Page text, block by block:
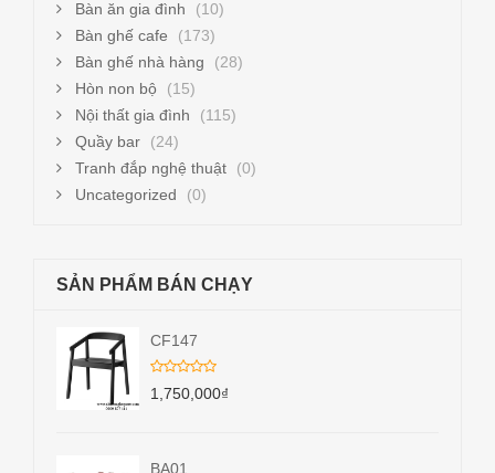
Bàn ăn gia đình
(10)
Bàn ghế cafe
(173)
Bàn ghế nhà hàng
(28)
Hòn non bộ
(15)
Nội thất gia đình
(115)
Quầy bar
(24)
Tranh đắp nghệ thuật
(0)
Uncategorized
(0)
SẢN PHẨM BÁN CHẠY
CF147
1,750,000₫
BA01